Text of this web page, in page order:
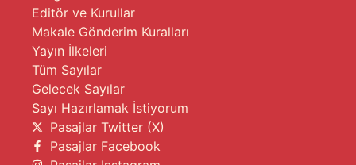
Editör ve Kurullar
Makale Gönderim Kuralları
Yayın İlkeleri
Tüm Sayılar
Gelecek Sayılar
Sayı Hazırlamak İstiyorum
Pasajlar Twitter (X)
Pasajlar Facebook